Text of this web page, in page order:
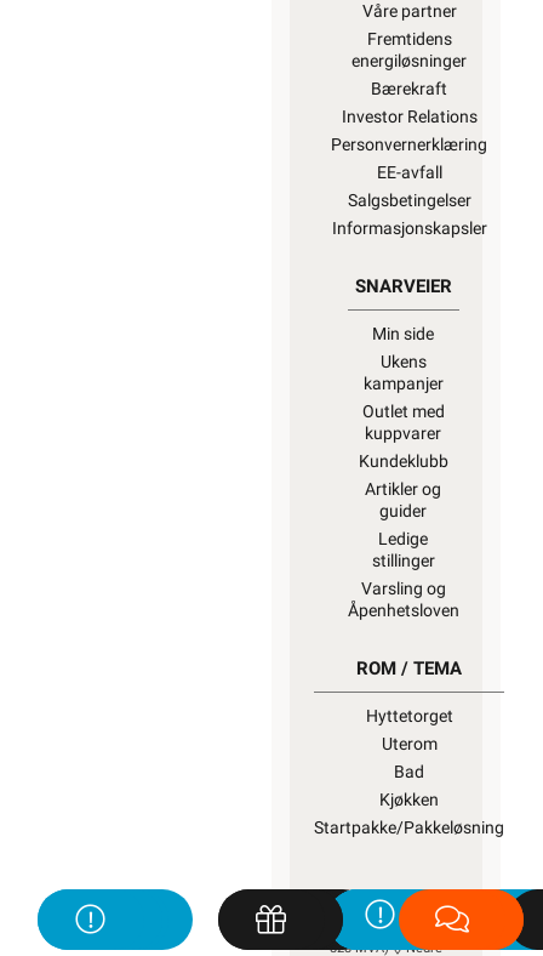
Våre partner
Fremtidens
energiløsninger
Bærekraft
Investor Relations
Personvernerklæring
EE-avfall
Salgsbetingelser
Informasjonskapsler
SNARVEIER
Min side
Ukens
kampanjer
Outlet med
kuppvarer
Kundeklubb
Artikler og
guider
Ledige
stillinger
Varsling og
Åpenhetsloven
ROM / TEMA
Hyttetorget
Uterom
Bad
Kjøkken
Startpakke/Pakkeløsning
ELEKTROIMPORTØREN
NORGE AS (NO 914 939
828 MVA)
Nedre